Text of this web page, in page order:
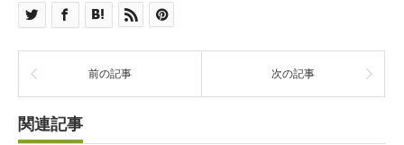
前の記事 次の記事
関連記事